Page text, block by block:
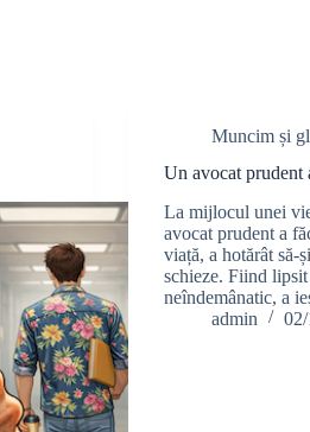
Muncim și
Un avocat prudent
La mijlocul unei
avocat prudent a
viață, a hotărât să-
schieze. Fiind
neîndemânatic, a
admin